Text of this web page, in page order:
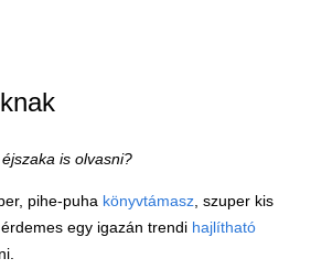
is olvasni?
pihe-puha könyvtámasz , szuper kis
egy igazán trendi hajlítható
Úti játékok, Utazó játékok
Ügyességi játékok